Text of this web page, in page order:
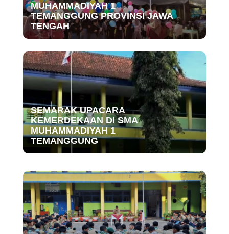
MUHAMMADIYAH 1
TEMANGGUNG PROVINSI JAWA
TENGAH
SEMARAK UPACARA
KEMERDEKAAN DI SMA
MUHAMMADIYAH 1
TEMANGGUNG